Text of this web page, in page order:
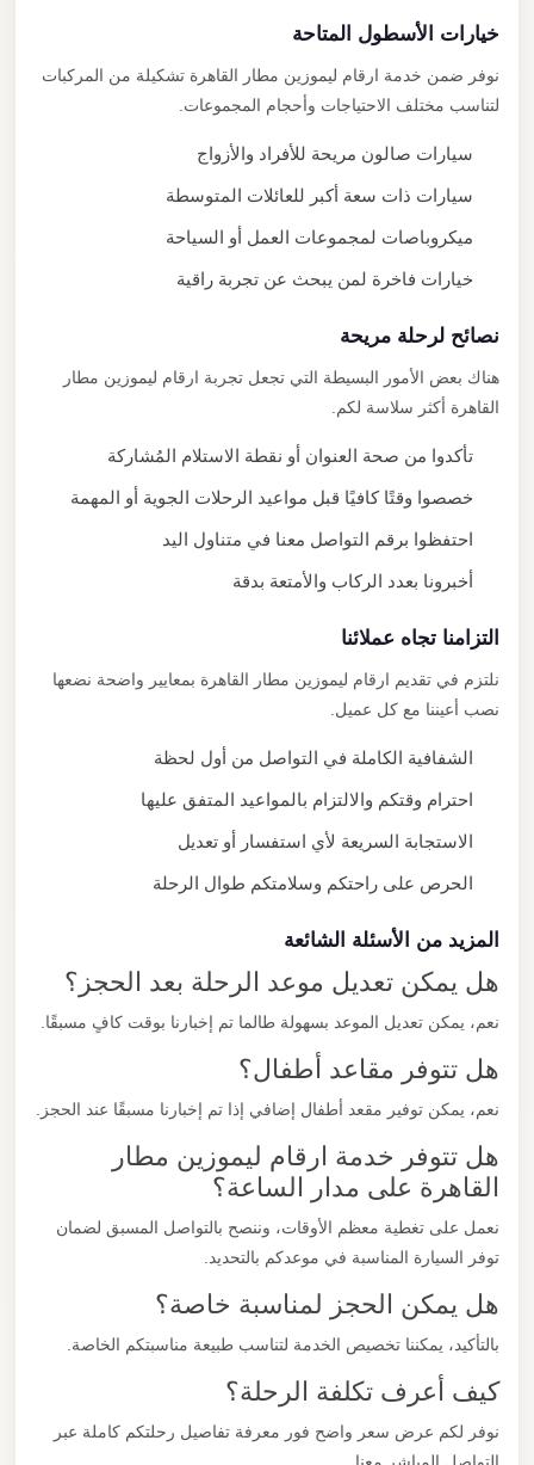
خيارات الأسطول المتاحة
نوفر ضمن خدمة ارقام ليموزين مطار القاهرة تشكيلة من المركبات
لتناسب مختلف الاحتياجات وأحجام المجموعات.
سيارات صالون مريحة للأفراد والأزواج
سيارات ذات سعة أكبر للعائلات المتوسطة
ميكروباصات لمجموعات العمل أو السياحة
خيارات فاخرة لمن يبحث عن تجربة راقية
نصائح لرحلة مريحة
هناك بعض الأمور البسيطة التي تجعل تجربة ارقام ليموزين مطار
القاهرة أكثر سلاسة لكم.
تأكدوا من صحة العنوان أو نقطة الاستلام المُشاركة
خصصوا وقتًا كافيًا قبل مواعيد الرحلات الجوية أو المهمة
احتفظوا برقم التواصل معنا في متناول اليد
أخبرونا بعدد الركاب والأمتعة بدقة
التزامنا تجاه عملائنا
نلتزم في تقديم ارقام ليموزين مطار القاهرة بمعايير واضحة نضعها
نصب أعيننا مع كل عميل.
الشفافية الكاملة في التواصل من أول لحظة
احترام وقتكم والالتزام بالمواعيد المتفق عليها
الاستجابة السريعة لأي استفسار أو تعديل
الحرص على راحتكم وسلامتكم طوال الرحلة
المزيد من الأسئلة الشائعة
هل يمكن تعديل موعد الرحلة بعد الحجز؟
نعم، يمكن تعديل الموعد بسهولة طالما تم إخبارنا بوقت كافٍ مسبقًا.
هل تتوفر مقاعد أطفال؟
نعم، يمكن توفير مقعد أطفال إضافي إذا تم إخبارنا مسبقًا عند الحجز.
هل تتوفر خدمة ارقام ليموزين مطار
القاهرة على مدار الساعة؟
نعمل على تغطية معظم الأوقات، وننصح بالتواصل المسبق لضمان
توفر السيارة المناسبة في موعدكم بالتحديد.
هل يمكن الحجز لمناسبة خاصة؟
بالتأكيد، يمكننا تخصيص الخدمة لتناسب طبيعة مناسبتكم الخاصة.
كيف أعرف تكلفة الرحلة؟
نوفر لكم عرض سعر واضح فور معرفة تفاصيل رحلتكم كاملة عبر